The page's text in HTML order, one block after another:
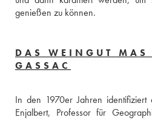
DAS WEINGUT MAS
GASSAC
In den 1970er Jahren
Enjalbert, Professor für